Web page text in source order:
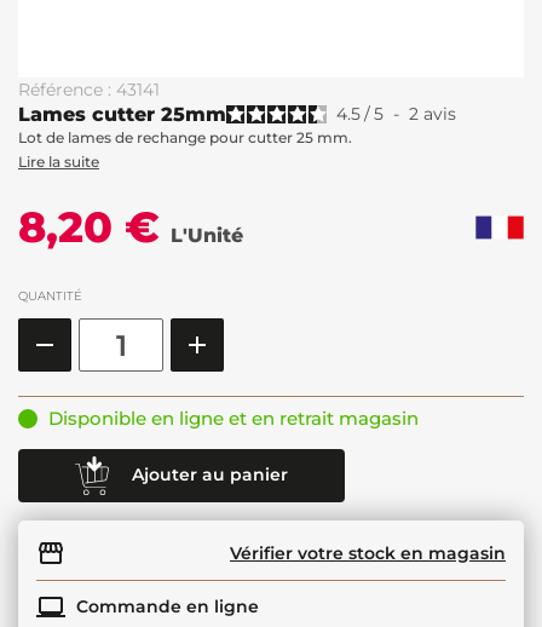
Référence : 43141
Lames cutter 25mm 4.5/5 - 2 avis
Lot de lames de rechange pour cutter 25 mm.
Lire la suite
8,20 € L'Unité
QUANTITÉ
Disponible en ligne et en retrait magasin
Ajouter au panier
Vérifier votre stock en magasin
Commande en ligne